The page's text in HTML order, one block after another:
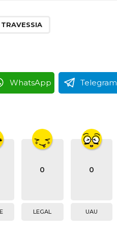
TRAVESSIA
WhatsApp Telegram
0
LEGAL
0
UAU